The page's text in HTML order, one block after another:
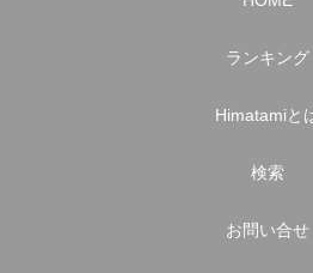
ランキング
Himatamiと
検索
お問い合せ